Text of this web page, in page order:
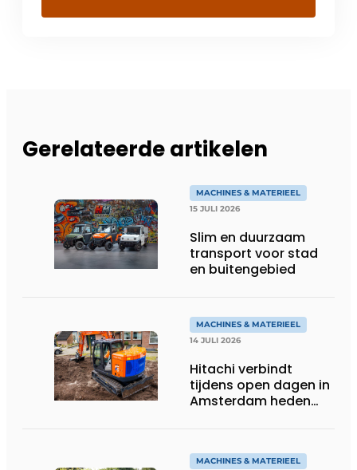
Gerelateerde artikelen
MACHINES & MATERIEEL
15 JULI 2026
Slim en duurzaam
transport voor stad
en buitengebied
MACHINES & MATERIEEL
14 JULI 2026
Hitachi verbindt
tijdens open dagen in
Amsterdam heden
MACHINES & MATERIEEL